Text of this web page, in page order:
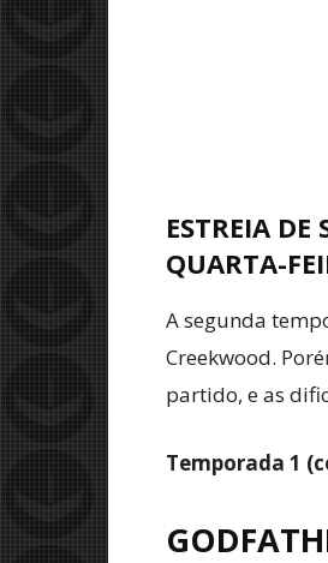
ESTREIA
QUARTA-
A segunda
Creekwood.
partido, e as
Temporada 1